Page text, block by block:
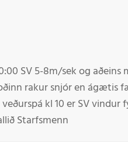
SV 5-8m/sek og aðeins
rakur snjór en ágætis
kl 10 er SV vindur
Starfsmenn